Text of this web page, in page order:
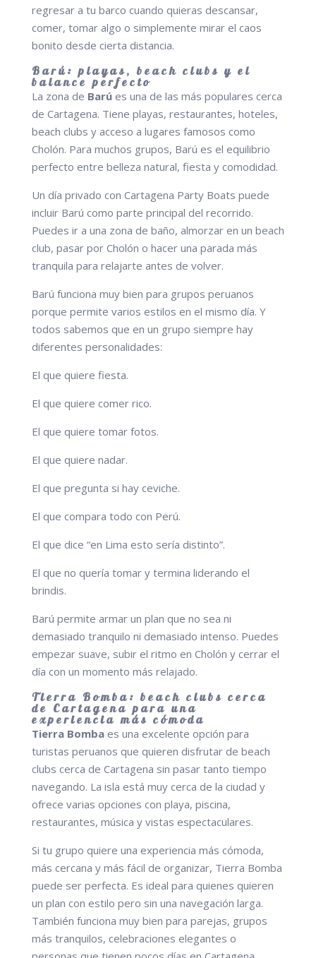
regresar a tu barco cuando quieras descansar,
comer, tomar algo o simplemente mirar el caos
bonito desde cierta distancia.
Barú: playas, beach clubs y el
balance perfecto
La zona de Barúes una de las más populares cerca
de Cartagena. Tiene playas, restaurantes, hoteles,
beach clubs y acceso a lugares famosos como
Cholón. Para muchos grupos, Barú es el equilibrio
perfecto entre belleza natural, fiesta y comodidad.
Un día privado con Cartagena Party Boats puede
incluir Barú como parte principal del recorrido.
Puedes ir a una zona de baño, almorzar en un beach
club, pasar por Cholón o hacer una parada más
tranquila para relajarte antes de volver.
Barú funciona muy bien para grupos peruanos
porque permite varios estilos en el mismo día. Y
todos sabemos que en un grupo siempre hay
diferentes personalidades:
El que quiere fiesta.
El que quiere comer rico.
El que quiere tomar fotos.
El que quiere nadar.
El que pregunta si hay ceviche.
El que compara todo con Perú.
El que dice “en Lima esto sería distinto”.
El que no quería tomar y termina liderando el
brindis.
Barú permite armar un plan que no sea ni
demasiado tranquilo ni demasiado intenso. Puedes
empezar suave, subir el ritmo en Cholón y cerrar el
día con un momento más relajado.
Tierra Bomba: beach clubs cerca
de Cartagena para una
experiencia más cómoda
Tierra Bombaes una excelente opción para
turistas peruanos que quieren disfrutar de beach
clubs cerca de Cartagena sin pasar tanto tiempo
navegando. La isla está muy cerca de la ciudad y
ofrece varias opciones con playa, piscina,
restaurantes, música y vistas espectaculares.
Si tu grupo quiere una experiencia más cómoda,
más cercana y más fácil de organizar, Tierra Bomba
puede ser perfecta. Es ideal para quienes quieren
un plan con estilo pero sin una navegación larga.
También funciona muy bien para parejas, grupos
más tranquilos, celebraciones elegantes o